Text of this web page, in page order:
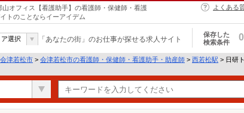
オフィス【看護助手】の看護師・保健師・看護
トのことならイーアイデム
よくある
ア選択 「あなたの街」のお仕事が探せる求人サイト
保存した
検索条件
0
会津若松市 > 会津若松市の看護師・保健師・看護助手・助産師 > 西若松駅 > 日研